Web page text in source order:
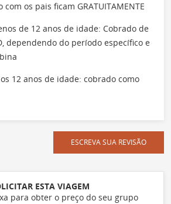
os pais ficam GRATUITAMENTE
de 12 anos de idade: Cobrado de
dependendo do período específico e
12 anos de idade: cobrado como
ESCREVA SUA REVISÃO
ESTA VIAGEM
para obter o preço do seu grupo